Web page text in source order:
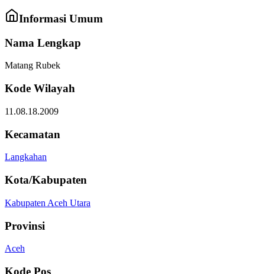
Informasi Umum
Nama Lengkap
Matang Rubek
Kode Wilayah
11.08.18.2009
Kecamatan
Langkahan
Kota/Kabupaten
Kabupaten Aceh Utara
Provinsi
Aceh
Kode Pos